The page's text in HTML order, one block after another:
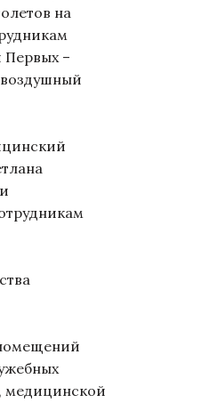
на
Первых –
медицинской